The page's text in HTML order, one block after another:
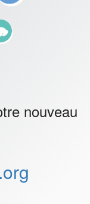
nouveau